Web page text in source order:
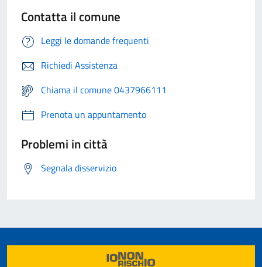
Contatta il comune
Leggi le domande frequenti
Richiedi Assistenza
Chiama il comune 0437966111
Prenota un appuntamento
Problemi in città
Segnala disservizio